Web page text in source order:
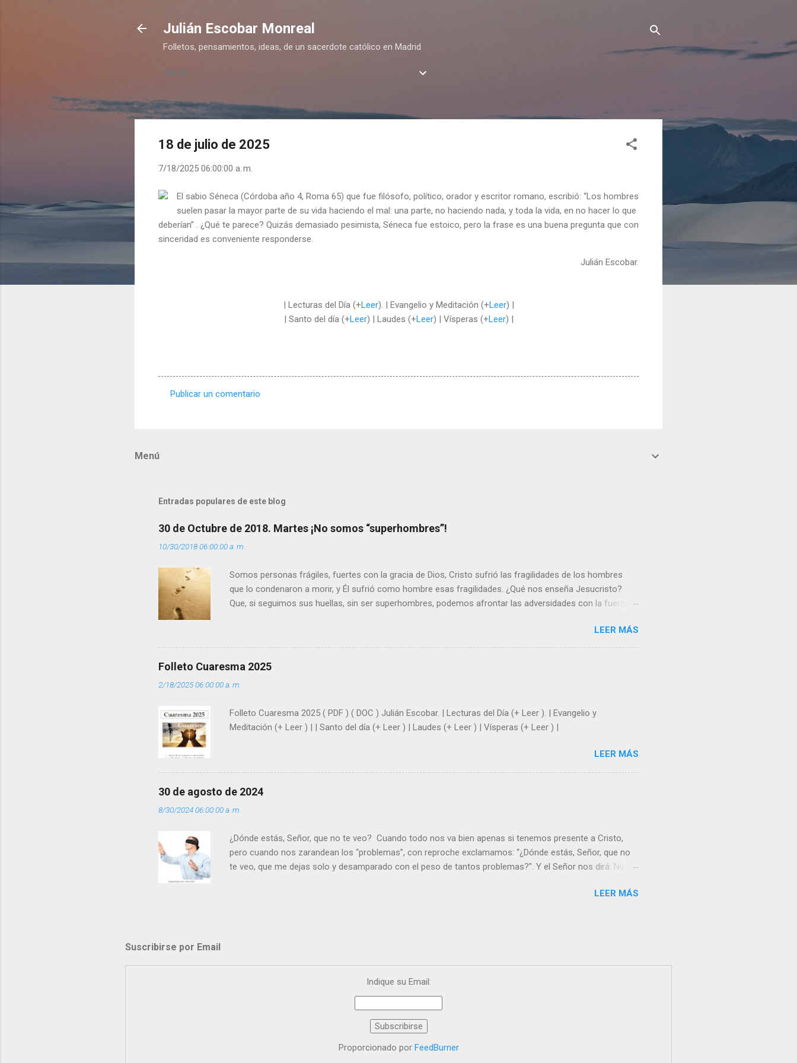
Julián Escobar Monreal
Folletos, pensamientos, ideas, de un sacerdote católico en Madrid
Menú
18 de julio de 2025
7/18/2025 06:00:00 a. m.
El sabio Séneca (Córdoba año 4, Roma 65) que fue filósofo, político, orador y escritor romano, escribió: “Los hombres
suelen pasar la mayor parte de su vida haciendo el mal: una parte, no haciendo nada, y toda la vida, en no hacer lo que
deberían” . ¿Qué te parece? Quizás demasiado pesimista, Séneca fue estoico, pero la frase es una buena pregunta que con
sinceridad es conveniente responderse.
Julián Escobar.
| Lecturas del Día (+Leer). | Evangelio y Meditación (+Leer) |
| Santo del día (+Leer) | Laudes (+Leer) | Vísperas (+Leer) |
a
Publicar un comentario
Menú
Entradas populares de este blog
30 de Octubre de 2018. Martes ¡No somos “superhombres”!
10/30/2018 06:00:00 a. m.
Somos personas frágiles, fuertes con la gracia de Dios, Cristo sufrió las fragilidades de los hombres
que lo condenaron a morir, y Él sufrió como hombre esas fragilidades. ¿Qué nos enseña Jesucristo?
Que, si seguimos sus huellas, sin ser superhombres, podemos afrontar las adversidades con la fuerza y
que los demás se sientan acompañados y protegidos por nosotros. “ Señor, soy un árbol sin frutos,
pero tú me das la savia para que al menos mis ramas y hojas den sombra en los días del sol abrasador
”. - ¿Te sientes super hombre? - ¿Superas tu fragilidad con la gracia de Dios? Julián Escobar. | Lecturas
(+ Leer ) |
LEER MÁS
Folleto Cuaresma 2025
2/18/2025 06:00:00 a. m.
Folleto Cuaresma 2025 ( PDF ) ( DOC ) Julián Escobar. | Lecturas del Día (+ Leer ). | Evangelio y
Meditación (+ Leer ) | | Santo del día (+ Leer ) | Laudes (+ Leer ) | Vísperas (+ Leer ) |
LEER MÁS
30 de agosto de 2024
8/30/2024 06:00:00 a. m.
¿Dónde estás, Señor, que no te veo? Cuando todo nos va bien apenas si tenemos presente a Cristo,
pero cuando nos zarandean los “problemas”, con reproche exclamamos: “¿Dónde estás, Señor, que no
te veo, que me dejas solo y desamparado con el peso de tantos problemas?”. Y el Señor nos dirá: No
porque lloras tus problemas y no gozas de la vida. ¿Cómo puedes creer que Yo dejo a nadie sólo con
perdón que el odio? Si es así, es que Cristo te ha acariciado con su Resurrecc...
LEER MÁS
Suscribirse por Email
Indique su Email:
Proporcionado por FeedBurner